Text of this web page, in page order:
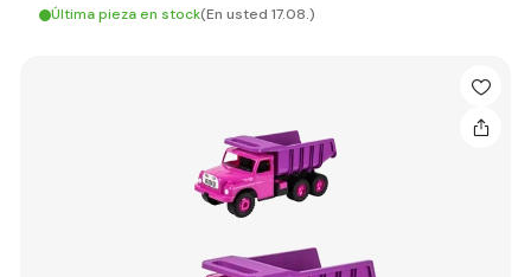
Última pieza en stock(En usted 17.08.)